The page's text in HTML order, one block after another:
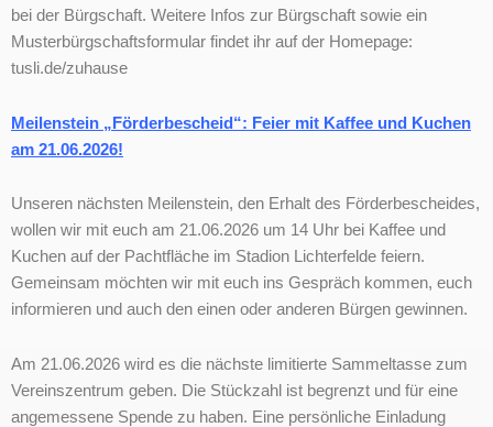
bei der Bürgschaft. Weitere Infos zur Bürgschaft sowie ein
Musterbürgschaftsformular findet ihr auf der Homepage:
tusli.de/zuhause
Meilenstein „Förderbescheid“: Feier mit Kaffee und Kuchen
am 21.06.2026!
Unseren nächsten Meilenstein, den Erhalt des Förderbescheides,
wollen wir mit euch am 21.06.2026 um 14 Uhr bei Kaffee und
Kuchen auf der Pachtfläche im Stadion Lichterfelde feiern.
Gemeinsam möchten wir mit euch ins Gespräch kommen, euch
informieren und auch den einen oder anderen Bürgen gewinnen.
Am 21.06.2026 wird es die nächste limitierte Sammeltasse zum
Vereinszentrum geben. Die Stückzahl ist begrenzt und für eine
angemessene Spende zu haben. Eine persönliche Einladung